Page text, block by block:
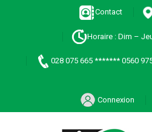
Contact
Horaire : Dim –
028 075 665 ******* 0560
Connexion